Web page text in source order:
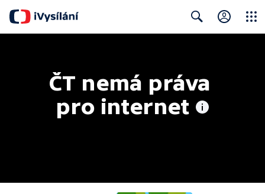
ČT nemá práva
pro internet